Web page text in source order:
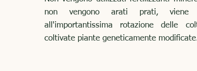
non vengono arati prati, viene
all'importantissima rotazione delle
coltivate piante geneticamente